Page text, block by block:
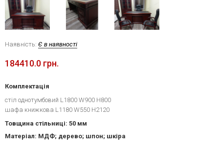
Наявність: Є в наявності
184410.0 грн.
Комплектація
стіл однотумбовий L1800 W900 H800
шафа книжкова L1180 W550 H2120
Товщина стільниці: 50 мм
Матеріал: МДФ; дерево; шпон; шкіра